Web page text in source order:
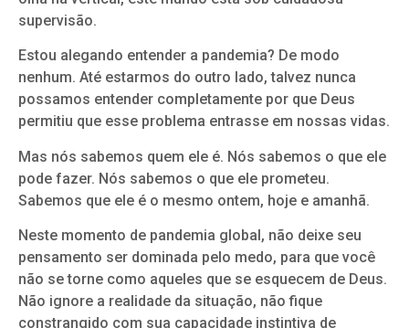
supervisão.
Estou alegando entender a pandemia? De modo
nenhum. Até estarmos do outro lado, talvez nunca
possamos entender completamente por que Deus
permitiu que esse problema entrasse em nossas vidas.
Mas nós sabemos quem ele é. Nós sabemos o que ele
pode fazer. Nós sabemos o que ele prometeu.
Sabemos que ele é o mesmo ontem, hoje e amanhã.
Neste momento de pandemia global, não deixe seu
pensamento ser dominada pelo medo, para que você
não se torne como aqueles que se esquecem de Deus.
Não ignore a realidade da situação, não fique
constrangido com sua capacidade instintiva de